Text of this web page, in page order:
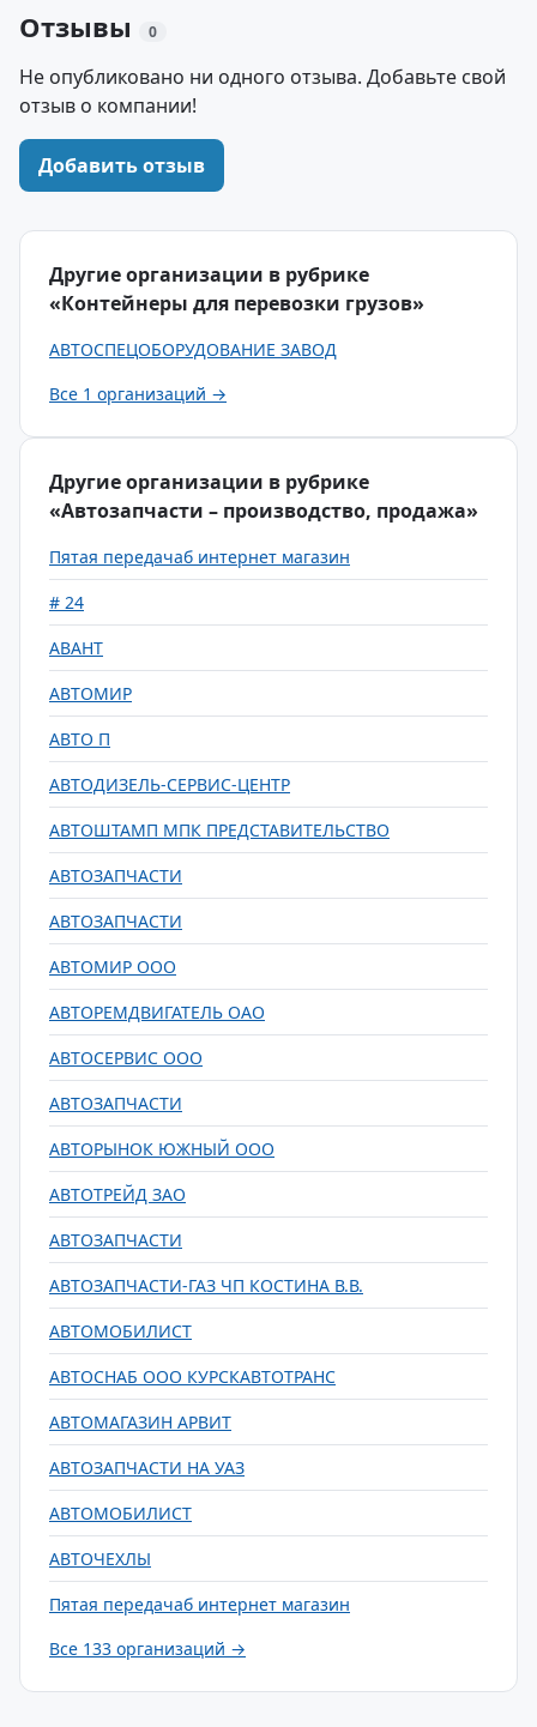
Отзывы 0
Не опубликовано ни одного отзыва. Добавьте свой
отзыв о компании!
Добавить отзыв
Другие организации в рубрике
«Контейнеры для перевозки грузов»
АВТОСПЕЦОБОРУДОВАНИЕ ЗАВОД
Все 1 организаций →
Другие организации в рубрике
«Автозапчасти – производство, продажа»
Пятая передачаб интернет магазин
# 24
АВАНТ
АВТОМИР
АВТО П
АВТОДИЗЕЛЬ-СЕРВИС-ЦЕНТР
АВТОШТАМП МПК ПРЕДСТАВИТЕЛЬСТВО
АВТОЗАПЧАСТИ
АВТОЗАПЧАСТИ
АВТОМИР ООО
АВТОРЕМДВИГАТЕЛЬ ОАО
АВТОСЕРВИС ООО
АВТОЗАПЧАСТИ
АВТОРЫНОК ЮЖНЫЙ ООО
АВТОТРЕЙД ЗАО
АВТОЗАПЧАСТИ
АВТОЗАПЧАСТИ-ГАЗ ЧП КОСТИНА В.В.
АВТОМОБИЛИСТ
АВТОСНАБ ООО КУРСКАВТОТРАНС
АВТОМАГАЗИН АРВИТ
АВТОЗАПЧАСТИ НА УАЗ
АВТОМОБИЛИСТ
АВТОЧЕХЛЫ
Пятая передачаб интернет магазин
Все 133 организаций →